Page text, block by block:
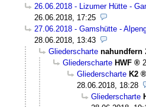
26.06.2018 - Lizumer Hütte -
26.06.2018, 17:25
27.06.2018 - Gamshütte -
28.06.2018, 13:43
Gliederscharte nahundfern
Gliederscharte HWF
Gliederscharte K2
28.06.2018, 18:28
Gliederscharte